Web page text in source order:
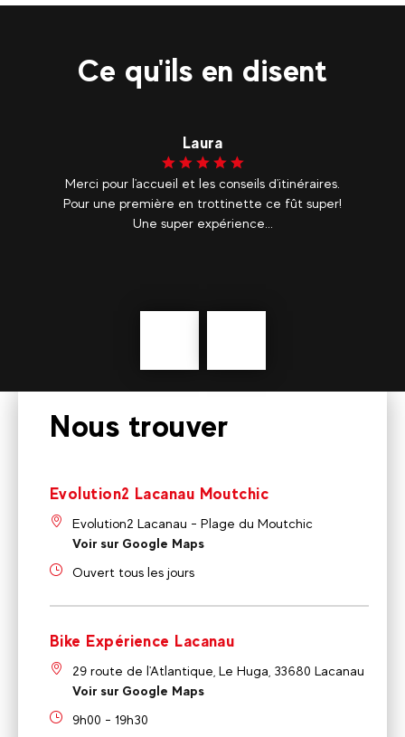
Ce qu'ils en disent
Erwann
Avons passé un super moment à 9 sur un stand up
paddle XXL! - 📍 Evolution 2 Lacanau
Nous trouver
Evolution2 Lacanau Moutchic
Evolution2 Lacanau - Plage du Moutchic
Voir sur Google Maps
Ouvert tous les jours
Bike Expérience Lacanau
29 route de l'Atlantique, Le Huga, 33680 Lacanau
Voir sur Google Maps
9h00 - 19h30